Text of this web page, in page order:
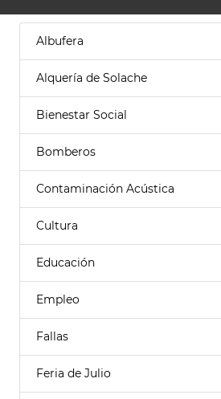
Albufera
Alquería de Solache
Bienestar Social
Bomberos
Contaminación Acústica
Cultura
Educación
Empleo
Fallas
Feria de Julio